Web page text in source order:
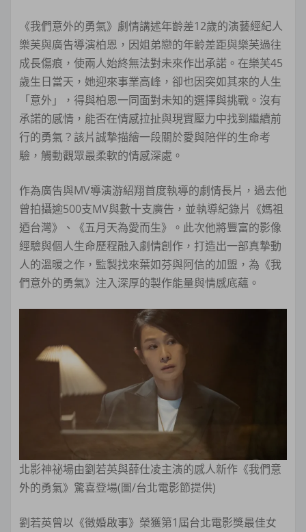
《我們意外的勇氣》劇情講述年齡差12歲的演藝經紀人
樂芙與廣告導演柏恩，因姐弟戀的年齡差距與樂芙過往
成長傷痕，使兩人始終無法對未來作出承諾。在樂芙45
歲生日當天，她迎來事業高峰，卻也因突如其來的人生
「意外」，得與柏恩一同面對未知的選擇與挑戰。沒有
承諾的感情，能否在情感拉扯與現實壓力中找到繼續前
行的勇氣？該片誠摯描繪一段關於愛與陪伴的生命考
驗，觸動觀眾最柔軟的情感深處。
作為廣告與MV導演游紹翔首度執導的劇情長片，過去他
曾拍攝逾500支MV與數十支廣告，並執導紀錄片《媽祖
迺台灣》、《五月天為愛而生》。此次他將豐富的影像
經驗與個人生命歷程融入劇情創作，打造出一部真摯動
人的溫暖之作，監製找來葉如芬與阿信的加盟，為《我
們意外的勇氣》注入深厚的製作能量與情感底蘊。
北影神祕場由劉若英與薛仕凌主演的感人新作《我們意
外的勇氣》驚喜登場(圖/台北電影節提供)
劉若英曾以《徵婚啟事》榮獲第1屆台北電影獎最佳女